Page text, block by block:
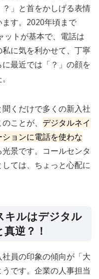
」と首をかしげる表情
す。2020年頃まで
ットが基本で、電話は
に気を利かせて、丁寧
最近では「？」の顔を
くだけで多くの新入社
ことが、 デジタルネイ
ョンに電話を使わな
景です。コールセンタ
ては、ちょっと心配に
キルはデジタル
逆？！
員の印象の傾向が「大
です。企業の人事担当